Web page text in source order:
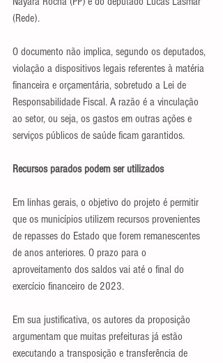
(Rede).
O documento não implica, segundo os deputados,
violação a dispositivos legais referentes à matéria
financeira e orçamentária, sobretudo a Lei de
Responsabilidade Fiscal. A razão é a vinculação
ao setor, ou seja, os gastos em outras ações e
serviços públicos de saúde ficam garantidos.
Recursos parados podem ser utilizados
Em linhas gerais, o objetivo do projeto é permitir
que os municípios utilizem recursos provenientes
de repasses do Estado que forem remanescentes
de anos anteriores. O prazo para o
aproveitamento dos saldos vai até o final do
exercício financeiro de 2023.
Em sua justificativa, os autores da proposição
argumentam que muitas prefeituras já estão
executando a transposição e transferência de